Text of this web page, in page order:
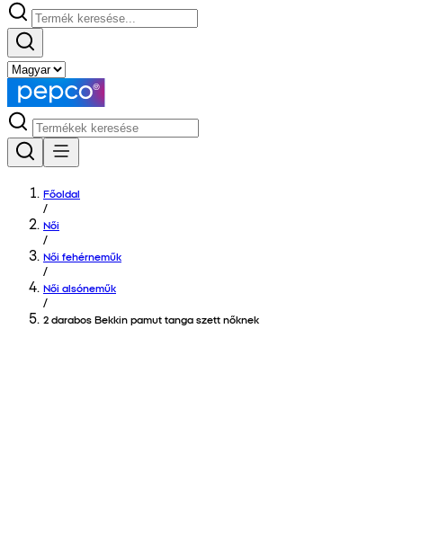
Főoldal
/
Női
/
Női fehérneműk
/
Női alsóneműk
/
2 darabos Bekkin pamut tanga szett nőknek